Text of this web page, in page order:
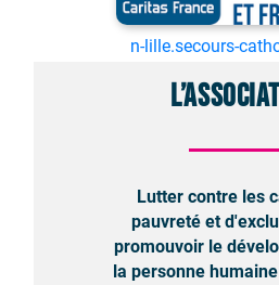
n-lille.secours-
Lutter contre les
pauvreté et
promouvoir le
la personne